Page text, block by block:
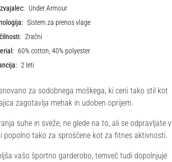
Under Armour
Sistem za prenos vlage
Zračni
60% cotton, 40% polyester
2 leti
za sodobnega moškega, ki ceni tako stil kot
zagotavlja mehak in udoben oprijem.
suhe in sveže, ne glede na to, ali se odpravljate v
popolno tako za sproščene kot za fitnes aktivnosti.
vašo športno garderobo, temveč tudi dopolnjuje